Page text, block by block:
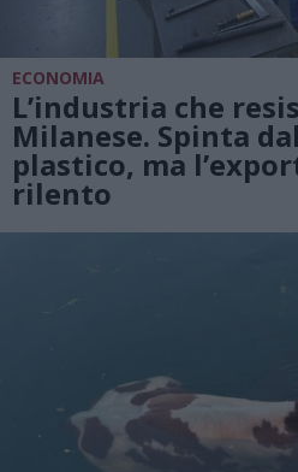
ECONOMIA
L’industria che
Milanese. Spinta
plastico, ma
rilento